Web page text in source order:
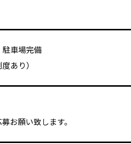
駐車場完備
あり）
お願い致します。